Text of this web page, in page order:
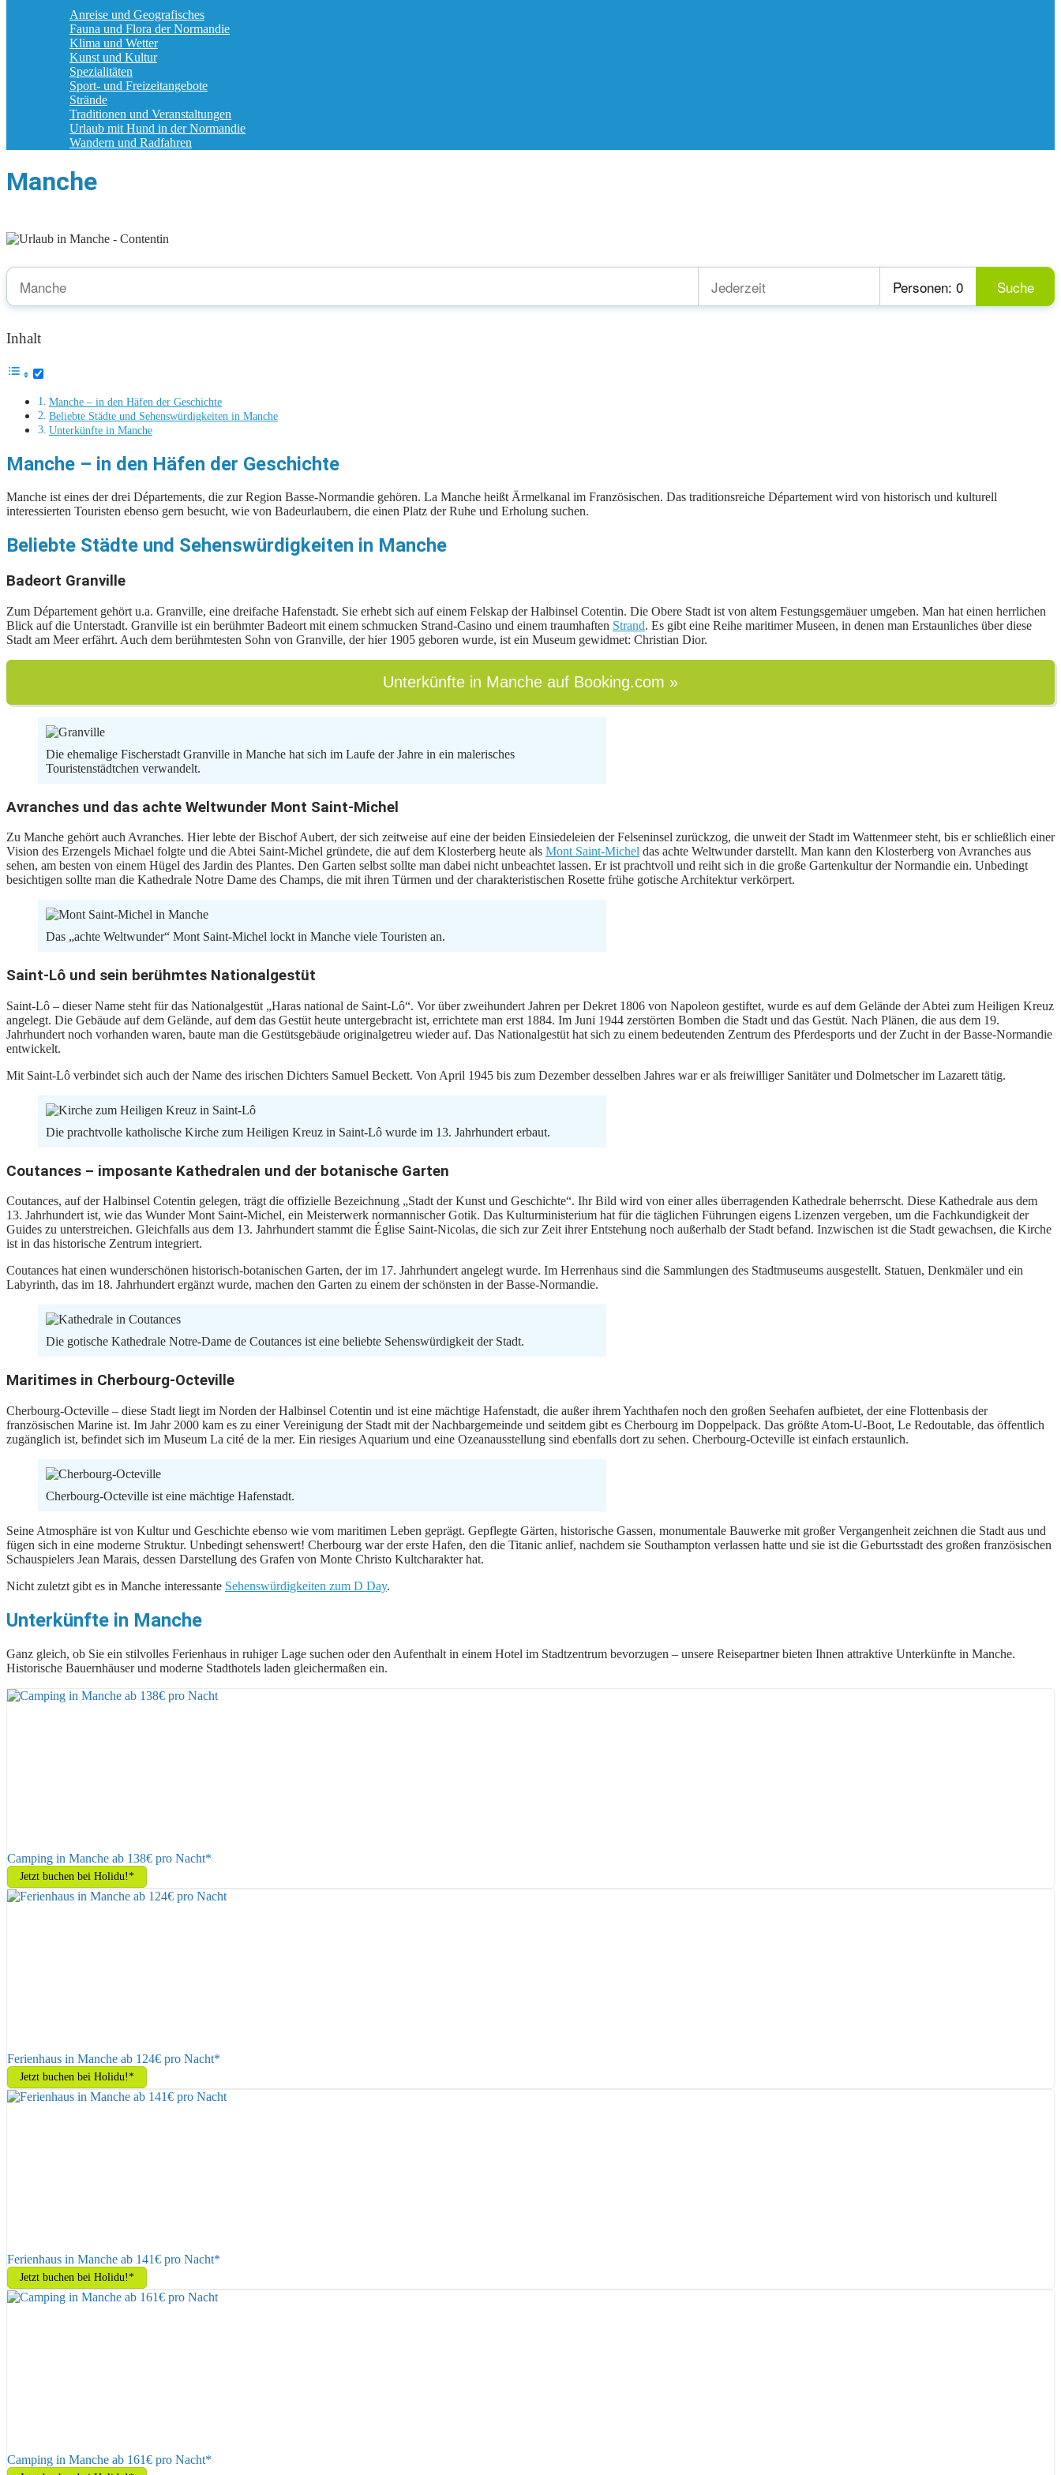
Anreise und Geografisches
Fauna und Flora der Normandie
Klima und Wetter
Kunst und Kultur
Spezialitäten
Sport- und Freizeitangebote
Strände
Traditionen und Veranstaltungen
Urlaub mit Hund in der Normandie
Wandern und Radfahren
Manche
Inhalt
Manche – in den Häfen der Geschichte
Beliebte Städte und Sehenswürdigkeiten in Manche
Unterkünfte in Manche
Manche – in den Häfen der Geschichte
Manche ist eines der drei Départements, die zur Region Basse-Normandie gehören. La Manche heißt Ärmelkanal im Französischen. Das traditionsreiche Département wird von historisch und kulturell
interessierten Touristen ebenso gern besucht, wie von Badeurlaubern, die einen Platz der Ruhe und Erholung suchen.
Beliebte Städte und Sehenswürdigkeiten in Manche
Badeort Granville
Zum Département gehört u.a. Granville, eine dreifache Hafenstadt. Sie erhebt sich auf einem Felskap der Halbinsel Cotentin. Die Obere Stadt ist von altem Festungsgemäuer umgeben. Man hat einen herrlichen
Blick auf die Unterstadt. Granville ist ein berühmter Badeort mit einem schmucken Strand-Casino und einem traumhaften Strand. Es gibt eine Reihe maritimer Museen, in denen man Erstaunliches über diese
Stadt am Meer erfährt. Auch dem berühmtesten Sohn von Granville, der hier 1905 geboren wurde, ist ein Museum gewidmet: Christian Dior.
Unterkünfte in Manche auf Booking.com »
Die ehemalige Fischerstadt Granville in Manche hat sich im Laufe der Jahre in ein malerisches
Touristenstädtchen verwandelt.
Avranches und das achte Weltwunder Mont Saint-Michel
Zu Manche gehört auch Avranches. Hier lebte der Bischof Aubert, der sich zeitweise auf eine der beiden Einsiedeleien der Felseninsel zurückzog, die unweit der Stadt im Wattenmeer steht, bis er schließlich einer
Vision des Erzengels Michael folgte und die Abtei Saint-Michel gründete, die auf dem Klosterberg heute als Mont Saint-Michel das achte Weltwunder darstellt. Man kann den Klosterberg von Avranches aus
sehen, am besten von einem Hügel des Jardin des Plantes. Den Garten selbst sollte man dabei nicht unbeachtet lassen. Er ist prachtvoll und reiht sich in die große Gartenkultur der Normandie ein. Unbedingt
besichtigen sollte man die Kathedrale Notre Dame des Champs, die mit ihren Türmen und der charakteristischen Rosette frühe gotische Architektur verkörpert.
Das „achte Weltwunder“ Mont Saint-Michel lockt in Manche viele Touristen an.
Saint-Lô und sein berühmtes Nationalgestüt
Saint-Lô – dieser Name steht für das Nationalgestüt „Haras national de Saint-Lô“. Vor über zweihundert Jahren per Dekret 1806 von Napoleon gestiftet, wurde es auf dem Gelände der Abtei zum Heiligen Kreuz
angelegt. Die Gebäude auf dem Gelände, auf dem das Gestüt heute untergebracht ist, errichtete man erst 1884. Im Juni 1944 zerstörten Bomben die Stadt und das Gestüt. Nach Plänen, die aus dem 19.
Jahrhundert noch vorhanden waren, baute man die Gestütsgebäude originalgetreu wieder auf. Das Nationalgestüt hat sich zu einem bedeutenden Zentrum des Pferdesports und der Zucht in der Basse-Normandie
entwickelt.
Mit Saint-Lô verbindet sich auch der Name des irischen Dichters Samuel Beckett. Von April 1945 bis zum Dezember desselben Jahres war er als freiwilliger Sanitäter und Dolmetscher im Lazarett tätig.
Die prachtvolle katholische Kirche zum Heiligen Kreuz in Saint-Lô wurde im 13. Jahrhundert erbaut.
Coutances – imposante Kathedralen und der botanische Garten
Coutances, auf der Halbinsel Cotentin gelegen, trägt die offizielle Bezeichnung „Stadt der Kunst und Geschichte“. Ihr Bild wird von einer alles überragenden Kathedrale beherrscht. Diese Kathedrale aus dem
13. Jahrhundert ist, wie das Wunder Mont Saint-Michel, ein Meisterwerk normannischer Gotik. Das Kulturministerium hat für die täglichen Führungen eigens Lizenzen vergeben, um die Fachkundigkeit der
Guides zu unterstreichen. Gleichfalls aus dem 13. Jahrhundert stammt die Église Saint-Nicolas, die sich zur Zeit ihrer Entstehung noch außerhalb der Stadt befand. Inzwischen ist die Stadt gewachsen, die Kirche
ist in das historische Zentrum integriert.
Coutances hat einen wunderschönen historisch-botanischen Garten, der im 17. Jahrhundert angelegt wurde. Im Herrenhaus sind die Sammlungen des Stadtmuseums ausgestellt. Statuen, Denkmäler und ein
Labyrinth, das im 18. Jahrhundert ergänzt wurde, machen den Garten zu einem der schönsten in der Basse-Normandie.
Die gotische Kathedrale Notre-Dame de Coutances ist eine beliebte Sehenswürdigkeit der Stadt.
Maritimes in Cherbourg-Octeville
Cherbourg-Octeville – diese Stadt liegt im Norden der Halbinsel Cotentin und ist eine mächtige Hafenstadt, die außer ihrem Yachthafen noch den großen Seehafen aufbietet, der eine Flottenbasis der
französischen Marine ist. Im Jahr 2000 kam es zu einer Vereinigung der Stadt mit der Nachbargemeinde und seitdem gibt es Cherbourg im Doppelpack. Das größte Atom-U-Boot, Le Redoutable, das öffentlich
zugänglich ist, befindet sich im Museum La cité de la mer. Ein riesiges Aquarium und eine Ozeanausstellung sind ebenfalls dort zu sehen. Cherbourg-Octeville ist einfach erstaunlich.
Cherbourg-Octeville ist eine mächtige Hafenstadt.
Seine Atmosphäre ist von Kultur und Geschichte ebenso wie vom maritimen Leben geprägt. Gepflegte Gärten, historische Gassen, monumentale Bauwerke mit großer Vergangenheit zeichnen die Stadt aus und
fügen sich in eine moderne Struktur. Unbedingt sehenswert! Cherbourg war der erste Hafen, den die Titanic anlief, nachdem sie Southampton verlassen hatte und sie ist die Geburtsstadt des großen französischen
Schauspielers Jean Marais, dessen Darstellung des Grafen von Monte Christo Kultcharakter hat.
Nicht zuletzt gibt es in Manche interessante Sehenswürdigkeiten zum D Day.
Unterkünfte in Manche
Ganz gleich, ob Sie ein stilvolles Ferienhaus in ruhiger Lage suchen oder den Aufenthalt in einem Hotel im Stadtzentrum bevorzugen – unsere Reisepartner bieten Ihnen attraktive Unterkünfte in Manche.
Historische Bauernhäuser und moderne Stadthotels laden gleichermaßen ein.
Camping in Manche ab 138€ pro Nacht*
Jetzt buchen bei Holidu!*
Ferienhaus in Manche ab 124€ pro Nacht*
Jetzt buchen bei Holidu!*
Ferienhaus in Manche ab 141€ pro Nacht*
Jetzt buchen bei Holidu!*
Camping in Manche ab 161€ pro Nacht*